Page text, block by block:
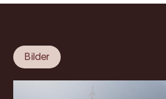
Bilder